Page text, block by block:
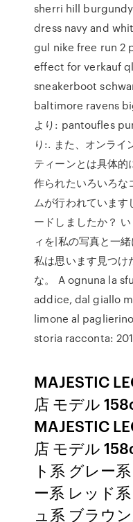
sherri hill
dress navy and
gul nike free run 2
effect for verkauf
sneakerboot
baltimore ravens
より: pantoufles
り:. また、オンライ
ティーンとは具体的
作られたいろいろな
ムが行われています
ードしましたか？
ィを|私の写真と一
私は思います見つけ
な。 A ognuna la
addice, dal giallo
limone al
storia racconta:
MAJESTIC
店 モデル
MAJESTIC
店 モデル
ト系 グレー
ー系 レッド
ュ系 ブラウ